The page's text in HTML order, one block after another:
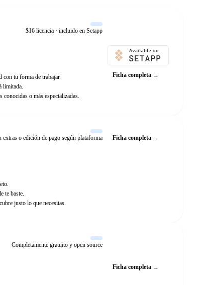
$16 licencia · incluido en Setapp
con tu forma de trabajar.
limitada.
conocidas o más especializadas.
Ficha completa →
extras o edición de pago según plataforma
te baste.
justo lo que necesitas.
Ficha completa →
Completamente gratuito y open source
Ficha completa →